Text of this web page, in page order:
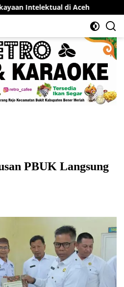
di Aceh RSUD Munyang
PBUK Langsung